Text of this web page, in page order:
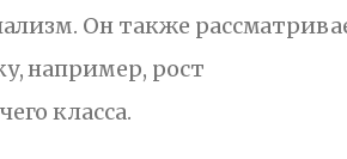
Он также
например, рост
класса.